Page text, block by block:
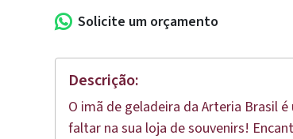
Solicite um orçamento
Descrição:
O imã de geladeira da Arteria Brasil
faltar na sua loja de souvenirs!